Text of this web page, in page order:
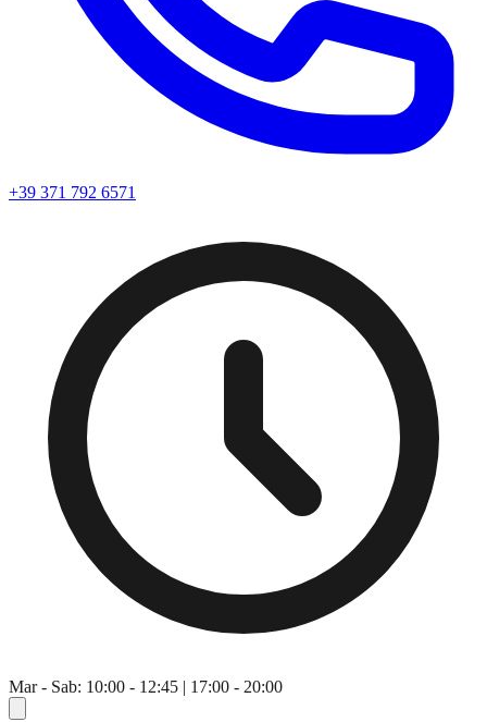
+39 371 792 6571
Mar - Sab: 10:00 - 12:45 | 17:00 - 20:00